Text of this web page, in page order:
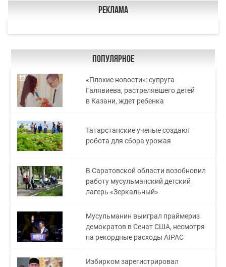
Реклама
Популярное
«Плохие новости»: супруга
Галявиева, растрелявшего детей
в Казани, ждет ребенка
Татарстанские ученые создают
робота для сбора урожая
В Саратовской области возобновил
работу мусульманский детский
лагерь «Зеркальный»
Мусульманин выиграл праймериз
демократов в Сенат США, несмотря
на рекордные расходы AIPAC
Избирком зарегистрировал